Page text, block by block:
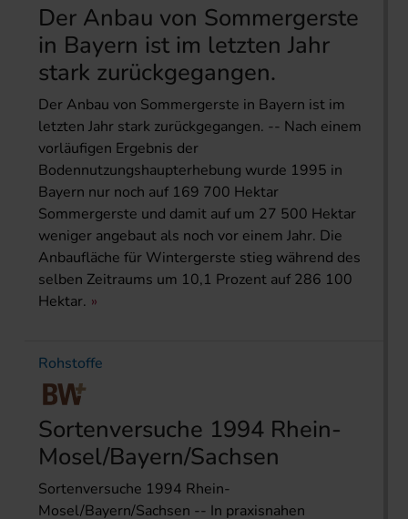
Der Anbau von Sommergerste
in Bayern ist im letzten Jahr
stark zurückgegangen.
Der Anbau von Sommergerste in Bayern ist im
letzten Jahr stark zurückgegangen. -- Nach einem
vorläufigen Ergebnis der
Bodennutzungshaupterhebung wurde 1995 in
Bayern nur noch auf 169 700 Hektar
Sommergerste und damit auf um 27 500 Hektar
weniger angebaut als noch vor einem Jahr. Die
Anbaufläche für Wintergerste stieg während des
selben Zeitraums um 10,1 Prozent auf 286 100
Hektar.
Rohstoffe
Sortenversuche 1994 Rhein-
Mosel/Bayern/Sachsen
Sortenversuche 1994 Rhein-
Mosel/Bayern/Sachsen -- In praxisnahen